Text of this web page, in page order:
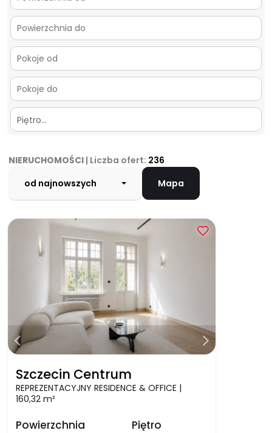
Piętro…
NIERUCHOMOŚCI | Liczba ofert: 236
od najnowszych
Mapa
Szczecin Centrum
REPREZENTACYJNY RESIDENCE & OFFICE |
160,32 m²
Powierzchnia
Piętro